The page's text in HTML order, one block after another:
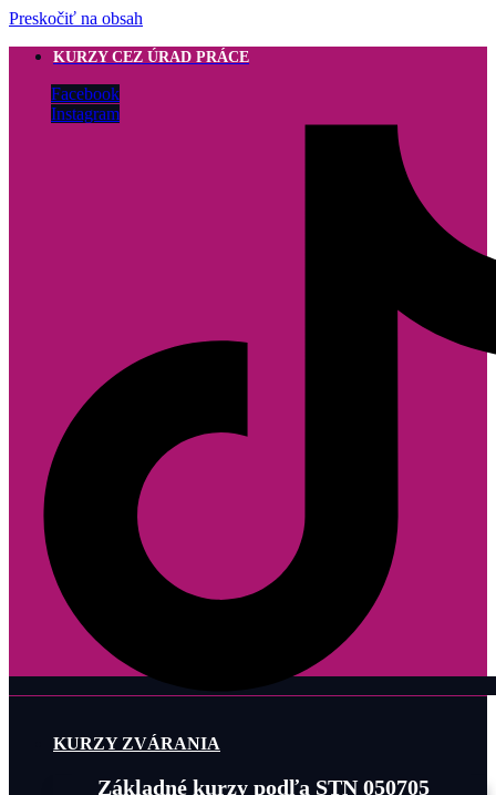
Preskočiť na obsah
KURZY CEZ ÚRAD PRÁCE
Facebook
Instagram
KURZY ZVÁRANIA
Základné kurzy podľa STN 050705